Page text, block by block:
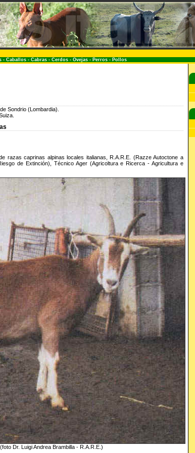
- Caballos - Cabras - Cerdos - Ovejas - Perros - Pollos
Sondrio (Lombardia).
razas caprinas alpinas locales italianas, R.A.R.E. (Razze Autoctone a
de Extinción), Técnico Ager (Agricoltura e Ricerca - Agricultura e
Dr. Luigi Andrea Brambilla - R.A.R.E.)